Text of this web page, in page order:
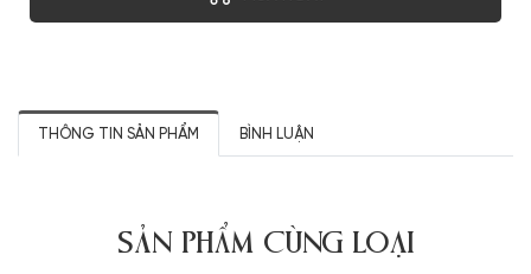
THÔNG TIN SẢN PHẨM BÌNH LUẬN
SẢN PHẨM CÙNG LOẠI